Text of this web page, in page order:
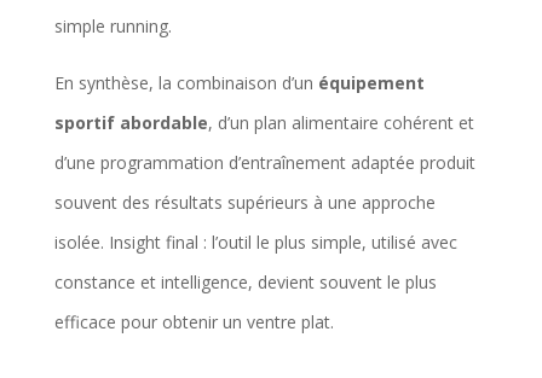
simple running.
En synthèse, la combinaison d’un équipement
sportif abordable, d’un plan alimentaire cohérent et
d’une programmation d’entraînement adaptée produit
souvent des résultats supérieurs à une approche
isolée. Insight final : l’outil le plus simple, utilisé avec
constance et intelligence, devient souvent le plus
efficace pour obtenir un ventre plat.